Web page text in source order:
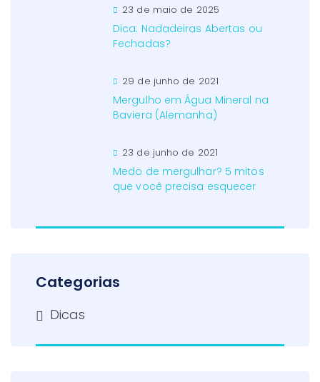
23 de maio de 2025
Dica: Nadadeiras Abertas ou
Fechadas?
29 de junho de 2021
Mergulho em Água Mineral na
Baviera (Alemanha)
23 de junho de 2021
Medo de mergulhar? 5 mitos
que você precisa esquecer
Categorias
Dicas